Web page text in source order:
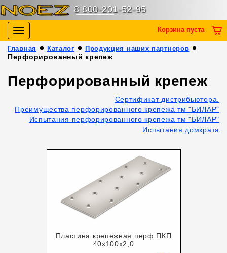
8 800-201-52-95
Toggle
navigation
Корзина пуста
Главная Каталог Продукция наших партнеров
Перфорированный крепеж
Перфорированный крепеж
Сертификат дистрибьютора.
Преимущества перфорированного крепежа тм "БИЛАР"
Испытания перфорированного крепежа тм "БИЛАР"
Испытания домкрата
Пластина крепежная перф.ПКП
40х100х2,0